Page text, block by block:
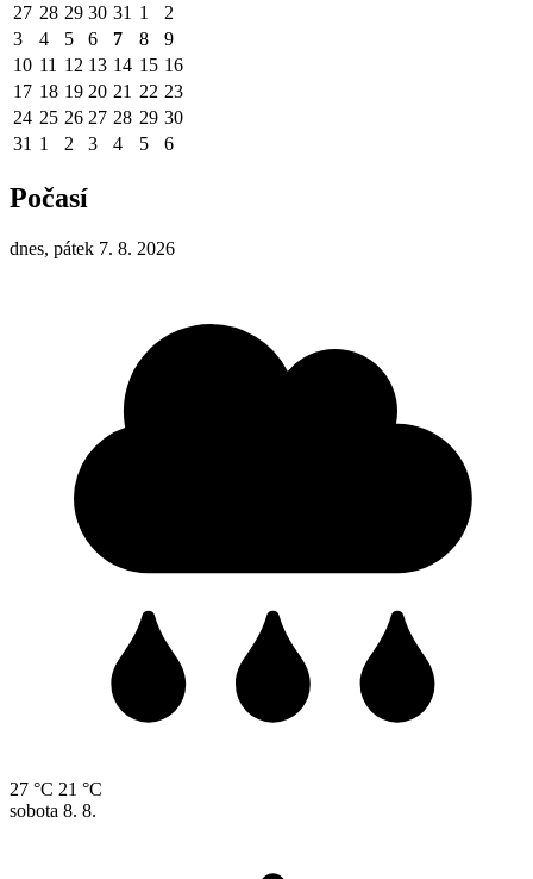
27 28 29 30 31 1
2
3
4 5 6 7 8
9
10 11 12 13 14 15 16
17 18 19 20 21 22 23
24 25 26 27 28 29 30
31 1 2 3 4 5 6
Počasí
dnes, pátek 7. 8. 2026
27 °C 21 °C
sobota 8. 8.